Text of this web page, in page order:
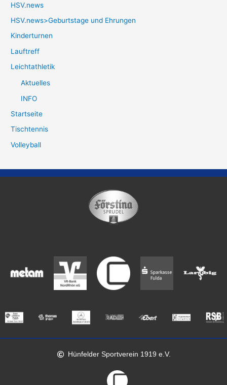
HSV.news
HSV.news>Geburtstage und Ehrungen
Kinderturnen
Lauftreff
Leichtathletik
Aktuelles
INFO
Startseite
Tischtennis
Volleyball
Hünfelder Sportverein 1919 e.V.